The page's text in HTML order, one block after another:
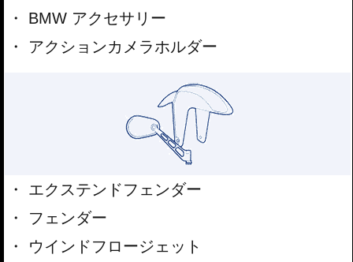
BMW アクセサリー
アクションカメラホルダー
エクステンドフェンダー
フェンダー
ウインドフロージェット